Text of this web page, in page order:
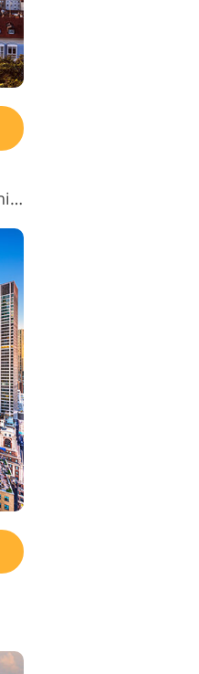
Скачать бесплатно LUT видео для дронов #4 "Morning Nature"